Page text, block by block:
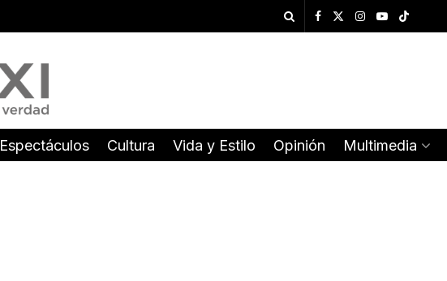
Espectáculos Cultura Vida y Estilo Opinión Multimedia